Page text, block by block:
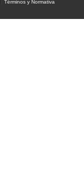
|Términos y Normativa